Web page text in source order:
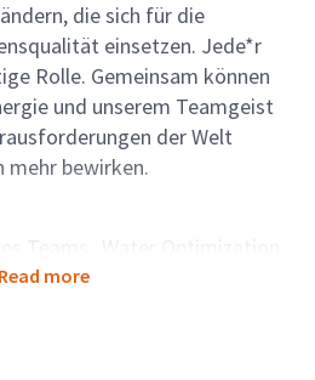
die sich für die
einsetzen. Jede*r
Rolle. Gemeinsam können
und unserem Teamgeist
der Welt
mehr bewirken.
Teams „Water Optimization
und kommunale
Read more